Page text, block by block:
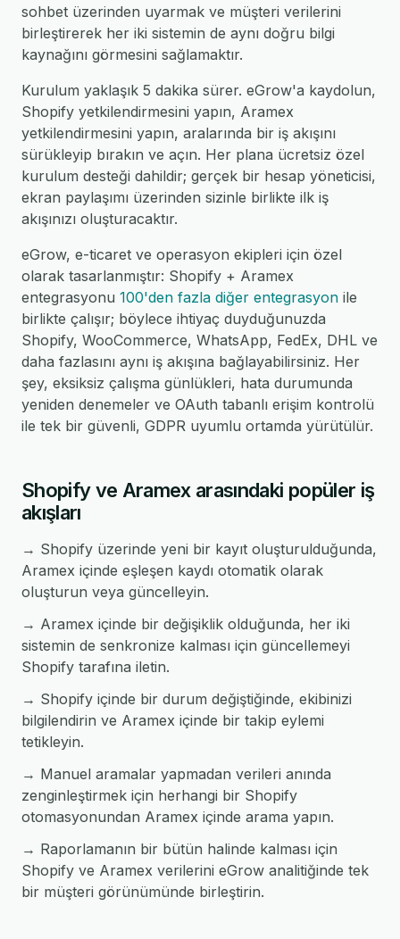
sohbet üzerinden uyarmak ve müşteri verilerini
birleştirerek her iki sistemin de aynı doğru bilgi
kaynağını görmesini sağlamaktır.
Kurulum yaklaşık 5 dakika sürer. eGrow'a kaydolun,
Shopify yetkilendirmesini yapın, Aramex
yetkilendirmesini yapın, aralarında bir iş akışını
sürükleyip bırakın ve açın. Her plana ücretsiz özel
kurulum desteği dahildir; gerçek bir hesap yöneticisi,
ekran paylaşımı üzerinden sizinle birlikte ilk iş
akışınızı oluşturacaktır.
eGrow, e-ticaret ve operasyon ekipleri için özel
olarak tasarlanmıştır: Shopify + Aramex
entegrasyonu 100'den fazla diğer entegrasyon ile
birlikte çalışır; böylece ihtiyaç duyduğunuzda
Shopify, WooCommerce, WhatsApp, FedEx, DHL ve
daha fazlasını aynı iş akışına bağlayabilirsiniz. Her
şey, eksiksiz çalışma günlükleri, hata durumunda
yeniden denemeler ve OAuth tabanlı erişim kontrolü
ile tek bir güvenli, GDPR uyumlu ortamda yürütülür.
Shopify ve Aramex arasındaki popüler iş
akışları
→ Shopify üzerinde yeni bir kayıt oluşturulduğunda,
Aramex içinde eşleşen kaydı otomatik olarak
oluşturun veya güncelleyin.
→ Aramex içinde bir değişiklik olduğunda, her iki
sistemin de senkronize kalması için güncellemeyi
Shopify tarafına iletin.
→ Shopify içinde bir durum değiştiğinde, ekibinizi
bilgilendirin ve Aramex içinde bir takip eylemi
tetikleyin.
→ Manuel aramalar yapmadan verileri anında
zenginleştirmek için herhangi bir Shopify
otomasyonundan Aramex içinde arama yapın.
→ Raporlamanın bir bütün halinde kalması için
Shopify ve Aramex verilerini eGrow analitiğinde tek
bir müşteri görünümünde birleştirin.